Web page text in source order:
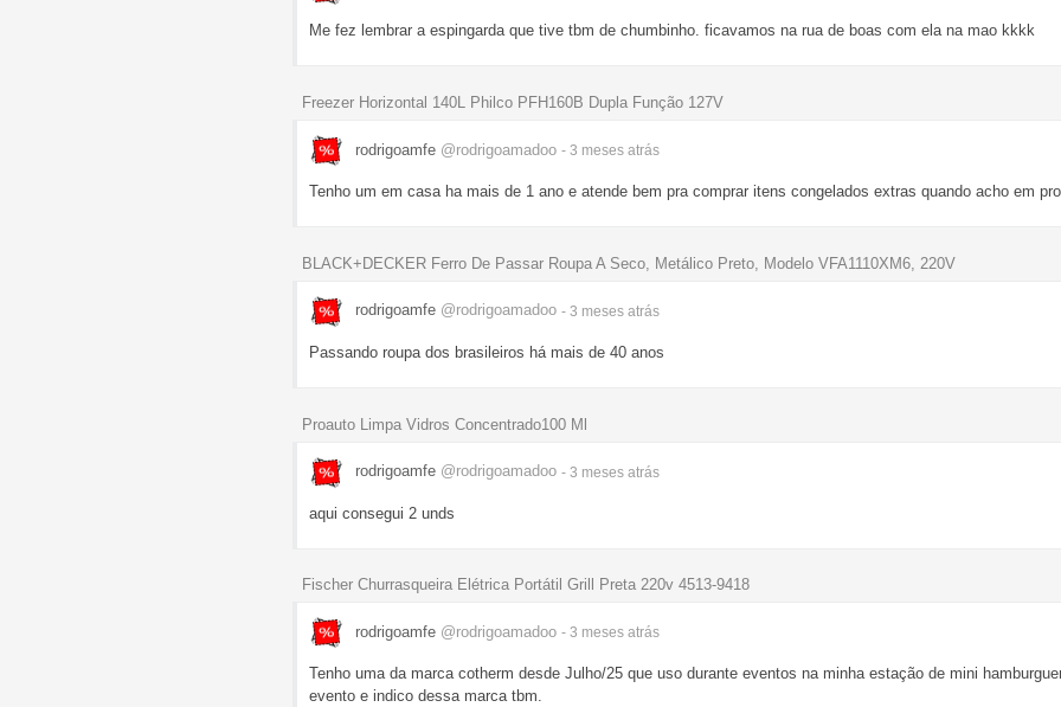
Me fez lembrar a espingarda que tive tbm de chumbinho. ficavamos na rua de boas com ela na mao kkkk
Freezer Horizontal 140L Philco PFH160B Dupla Função 127V
rodrigoamfe @rodrigoamadoo - 3 meses atrás
Tenho um em casa ha mais de 1 ano e atende bem pra comprar itens congelados extras quando acho em
BLACK+DECKER Ferro De Passar Roupa A Seco, Metálico Preto, Modelo VFA1110XM6, 220V
rodrigoamfe @rodrigoamadoo - 3 meses atrás
Passando roupa dos brasileiros há mais de 40 anos
Proauto Limpa Vidros Concentrado100 Ml
rodrigoamfe @rodrigoamadoo - 3 meses atrás
aqui consegui 2 unds
Fischer Churrasqueira Elétrica Portátil Grill Preta 220v 4513-9418
rodrigoamfe @rodrigoamadoo - 3 meses atrás
Tenho uma da marca cotherm desde Julho/25 que uso durante eventos na minha estação de mini
evento e indico dessa marca tbm.